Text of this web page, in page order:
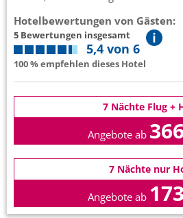
Hotelbewertungen von Gästen:
5 Bewertungen insgesamt
5,4 von 6
100 % empfehlen dieses Hotel
7 Nächte Flug +
Angebote ab
7 Nächte nur
Angebote ab